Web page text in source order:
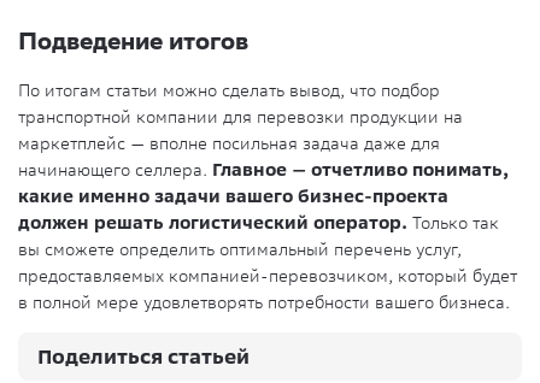
Подведение итогов
По итогам статьи можно сделать вывод, что подбор
транспортной компании для перевозки продукции на
маркетплейс — вполне посильная задача даже для
начинающего селлера. Главное — отчетливо понимать,
какие именно задачи вашего бизнес-проекта
должен решать логистический оператор. Только так
вы сможете определить оптимальный перечень услуг,
предоставляемых компанией-перевозчиком, который будет
в полной мере удовлетворять потребности вашего бизнеса.
Поделиться статьей